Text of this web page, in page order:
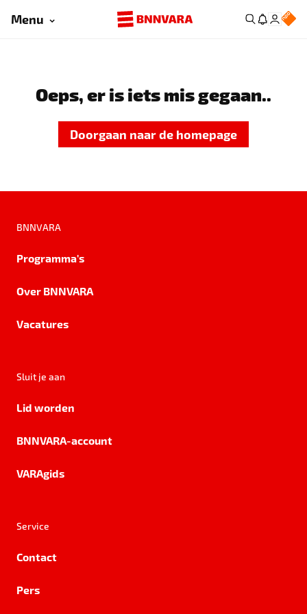
Menu
Oeps, er is iets mis gegaan..
Doorgaan naar de homepage
BNNVARA
Programma's
Over BNNVARA
Vacatures
Sluit je aan
Lid worden
BNNVARA-account
VARAgids
Service
Contact
Pers